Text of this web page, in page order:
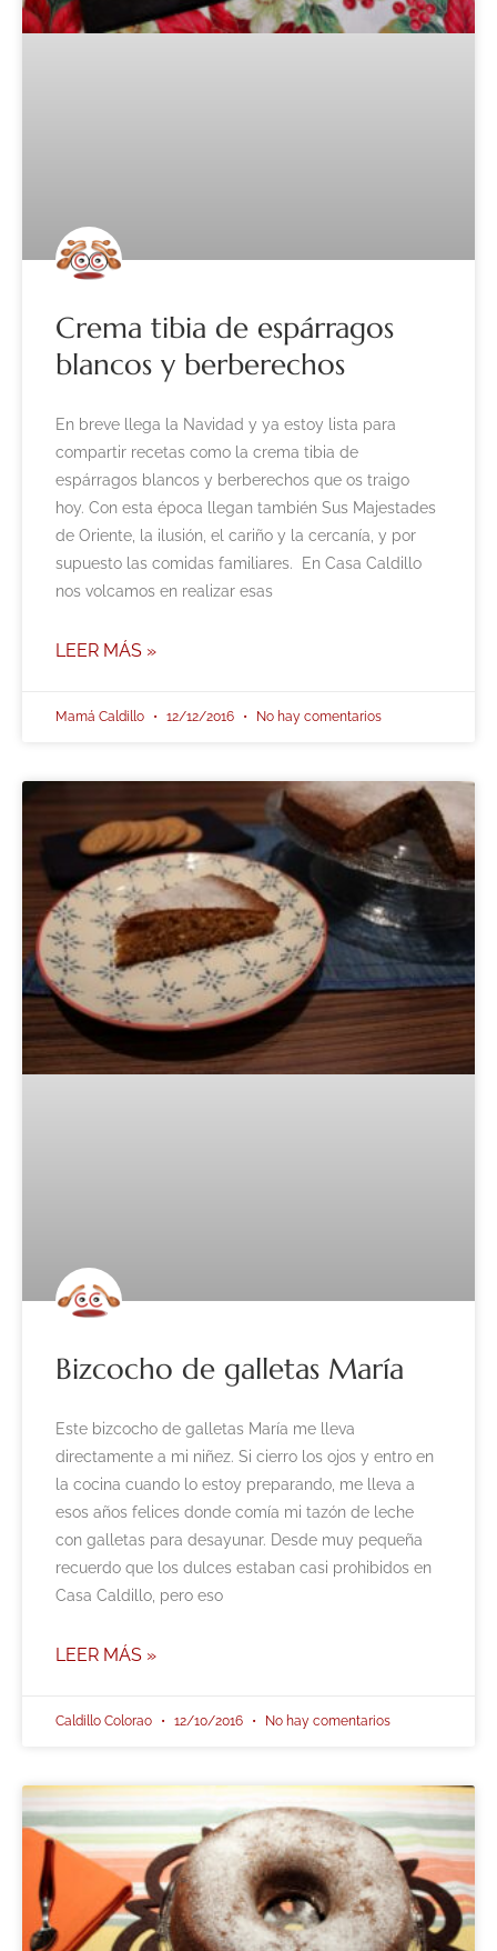
Crema tibia de espárragos
blancos y berberechos
En breve llega la Navidad y ya estoy lista para
compartir recetas como la crema tibia de
espárragos blancos y berberechos que os traigo
hoy. Con esta época llegan también Sus Majestades
de Oriente, la ilusión, el cariño y la cercanía, y por
supuesto las comidas familiares. En Casa Caldillo
nos volcamos en realizar esas
LEER MÁS »
Mamá Caldillo 12/12/2016 No hay comentarios
Bizcocho de galletas María
Este bizcocho de galletas María me lleva
directamente a mi niñez. Si cierro los ojos y entro en
la cocina cuando lo estoy preparando, me lleva a
esos años felices donde comía mi tazón de leche
con galletas para desayunar. Desde muy pequeña
recuerdo que los dulces estaban casi prohibidos en
Casa Caldillo, pero eso
LEER MÁS »
Caldillo Colorao 12/10/2016 No hay comentarios